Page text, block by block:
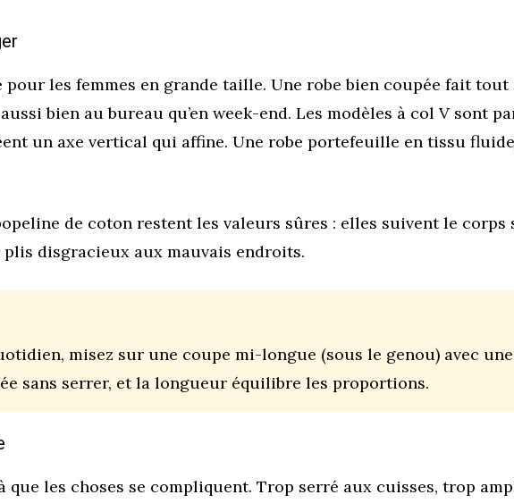
les femmes en grande taille. Une robe bien coupée fait
bien au bureau qu’en week-end. Les modèles à col V sont
un axe vertical qui affine. Une robe portefeuille en tissu
de coton restent les valeurs sûres : elles suivent le corps
disgracieux aux mauvais endroits.
misez sur une coupe mi-longue (sous le genou) avec
sans serrer, et la longueur équilibre les proportions.
que les choses se compliquent. Trop serré aux cuisses, trop